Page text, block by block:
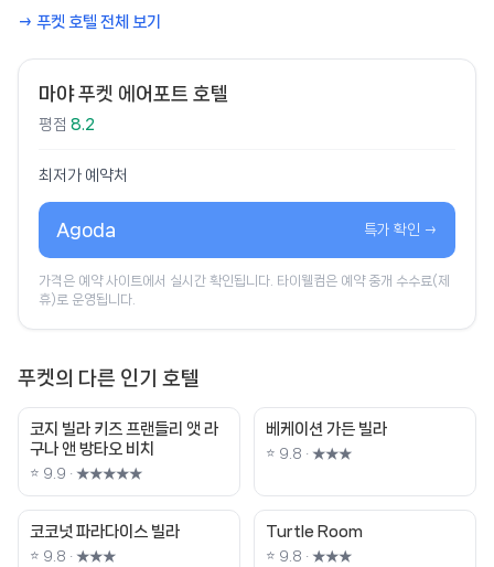
→ 푸켓 호텔 전체 보기
마야 푸켓 에어포트 호텔
평점 8.2
최저가 예약처
Agoda 특가 확인 →
가격은 예약 사이트에서 실시간 확인됩니다. 타이웰컴은 예약 중개 수수료(제
휴)로 운영됩니다.
푸켓의 다른 인기 호텔
코지 빌라 키즈 프랜들리 앳 라
구나 앤 방타오 비치
⭐ 9.9 · ★★★★★
베케이션 가든 빌라
⭐ 9.8 · ★★★
코코넛 파라다이스 빌라
⭐ 9.8 · ★★★
Turtle Room
⭐ 9.8 · ★★★